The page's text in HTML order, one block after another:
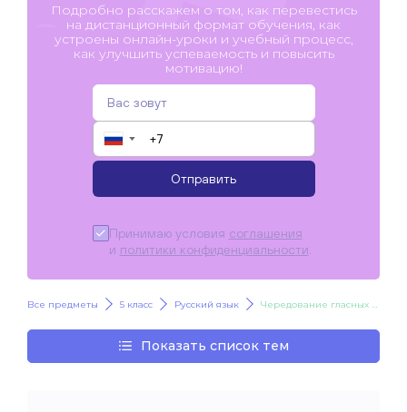
Подробно расскажем о том, как перевестись
на дистанционный формат обучения, как
устроены онлайн-уроки и учебный процесс,
как улучшить успеваемость и повысить
мотивацию!
▼
Отправить
Принимаю условия соглашения
и политики конфиденциальности
Все предметы 5 класс Русский язык Чередование гласных Е/И в корне слова
Показать список тем